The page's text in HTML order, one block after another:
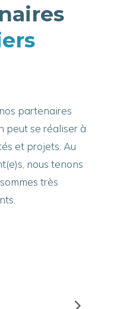
partenaires
peut se réaliser à
et projets. Au
nous tenons
très